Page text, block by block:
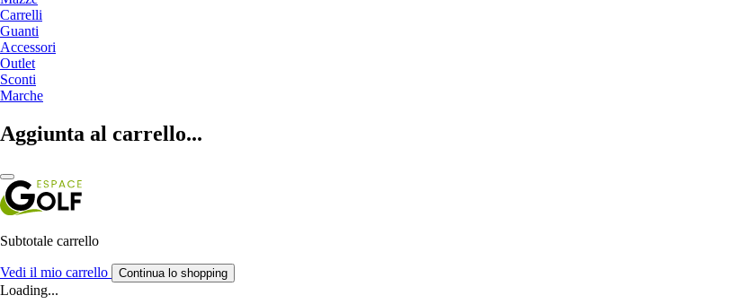
Carrelli
Guanti
Accessori
Outlet
Sconti
Marche
Aggiunta al carrello...
Subtotale carrello
Vedi il mio carrello Continua lo shopping
Loading...